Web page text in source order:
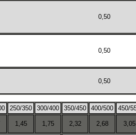
0,50
0,50
0,50
250/350 300/400 350/450 400/500
450/
1,45 1,75 2,32 2,68 3,05